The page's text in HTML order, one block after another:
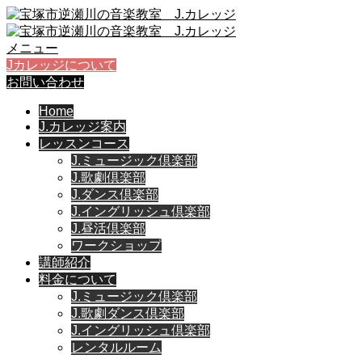
メニュー
Jカレッジについて
お問い合わせ
Home
J.カレッジ案内
レッスンコース
J.ミュージック倶楽部
J.歌劇倶楽部
J.ダンス倶楽部
J.イングリッシュ倶楽部
J.昼活倶楽部
ワークショップ
講師紹介
料金について
J.ミュージック倶楽部
J.歌劇ダンス倶楽部
J.イングリッシュ倶楽部
レンタルルーム